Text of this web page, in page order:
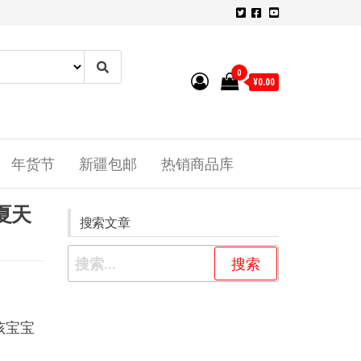
0
¥0.00
年货节 新疆包邮 热销商品库
天
宝宝
搜索文章